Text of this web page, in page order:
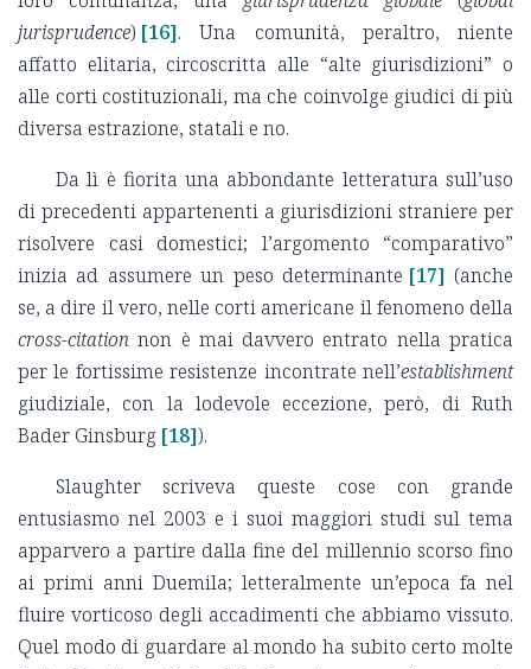
jurisprudence) [16]. Una comunità, peraltro, niente
affatto elitaria, circoscritta alle “alte giurisdizioni” o
alle corti costituzionali, ma che coinvolge giudici di più
diversa estrazione, statali e no.
Da lì è fiorita una abbondante letteratura sull’uso
di precedenti appartenenti a giurisdizioni straniere per
risolvere casi domestici; l’argomento “comparativo”
inizia ad assumere un peso determinante [17] (anche
se, a dire il vero, nelle corti americane il fenomeno della
cross-citation non è mai davvero entrato nella pratica
per le fortissime resistenze incontrate nell’establishment
giudiziale, con la lodevole eccezione, però, di Ruth
Bader Ginsburg [18]).
Slaughter scriveva queste cose con grande
entusiasmo nel 2003 e i suoi maggiori studi sul tema
apparvero a partire dalla fine del millennio scorso fino
ai primi anni Duemila; letteralmente un’epoca fa nel
fluire vorticoso degli accadimenti che abbiamo vissuto.
Quel modo di guardare al mondo ha subito certo molte